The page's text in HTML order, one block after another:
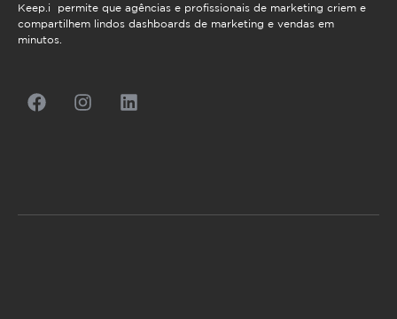
Keep.i permite que agências e profissionais de marketing criem e
compartilhem lindos dashboards de marketing e vendas em
minutos.